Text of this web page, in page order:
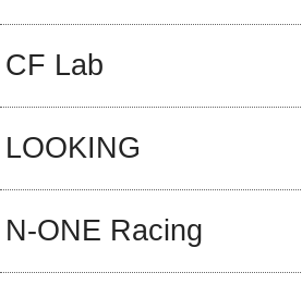
CF Lab
LOOKING
N-ONE Racing